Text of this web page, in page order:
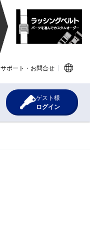
サポート・お問合せ
ゲスト様
ログイン